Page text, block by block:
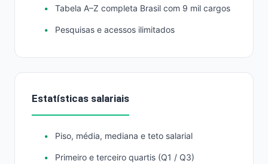
Tabela A–Z completa Brasil com 9 mil cargos
Pesquisas e acessos ilimitados
Estatísticas salariais
Piso, média, mediana e teto salarial
Primeiro e terceiro quartis (Q1 / Q3)